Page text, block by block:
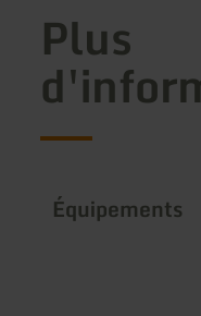
Plus
Équipements